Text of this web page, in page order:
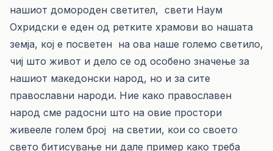
нашиот домороден светител, свети Наум
Охридски е еден од ретките храмови во нашата
земја, кој е посветен на ова наше големо светило,
чиј што живот и дело се од особено значење за
нашиот македонски народ, но и за сите
православни народи. Ние како православен
народ сме радосни што на овие простори
живееле голем број на светии, кои со своето
свето битисување ни дале пример како треба